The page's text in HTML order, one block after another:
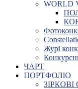
WORLD
Журі
ЧАРТ
ПОРТФОЛІО